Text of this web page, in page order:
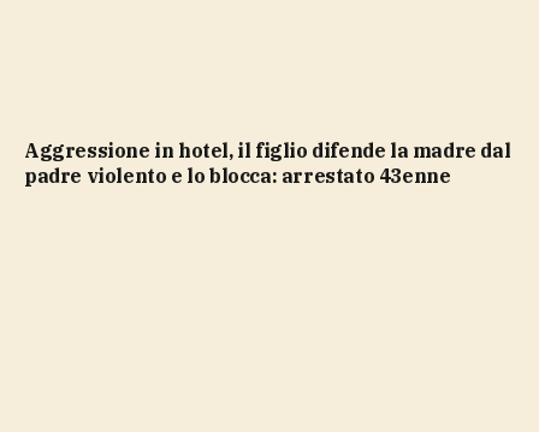
Aggressione in hotel, il figlio difende la madre dal
padre violento e lo blocca: arrestato 43enne